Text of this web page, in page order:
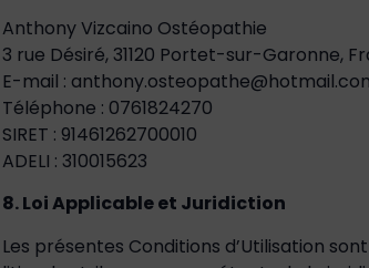
Anthony Vizcaino Ostéopathie
3 rue Désiré, 31120 Portet-sur-Garonne,
E-mail :
Téléphone : 0761824270
SIRET : 91461262700010
ADELI : 310015623
8. Loi Applicable et Juridiction
Les présentes Conditions d’Utilisation